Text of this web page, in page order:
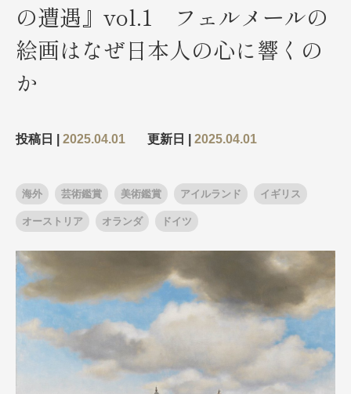
キーワード
出発月
1月
2月 3月
6月
7月 8月
ゴールデンウィーク
お盆・夏休み
年末年始
ブランド
“知究”紀行
GRAND'EX
夢の休日 | 海外旅行
キーワード
出発月
冬の国内旅行
1月
9月
10月 11月
ブランド
夢の休日 煌
夢の休日 国内旅行
四季彩紀行
目的・テーマから探す
の遭遇』vol.1 フェルメールの
絵画はなぜ日本人の心に響くの
か
投稿日 | 2025.04.01 更新日 | 2025.04.01
海外 芸術鑑賞 美術鑑賞 アイルランド イギリス
オーストリア オランダ ドイツ